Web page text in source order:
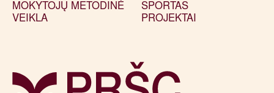
MOKYTOJŲ METODINĖ
VEIKLA
SPORTAS
PROJEKTAI